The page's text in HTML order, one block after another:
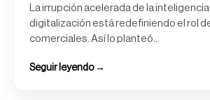
La irrupción acelerada de la
digitalización está redefiniendo el rol
comerciales. Así lo planteó...
Seguir leyendo →